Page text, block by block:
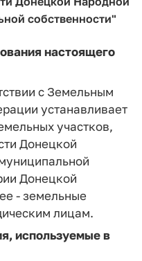
собственности"
настоящего
с Земельным
устанавливает
участков,
Донецкой
Донецкой
- земельные
лицам.
используемые в